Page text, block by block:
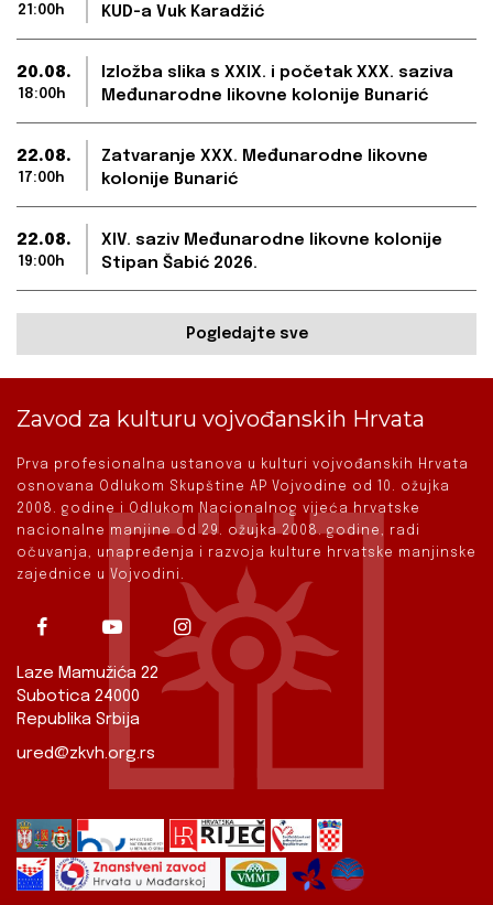
21:00h
KUD-a Vuk Karadžić
20.08.
18:00h
Izložba slika s XXIX. i početak XXX. saziva
Međunarodne likovne kolonije Bunarić
22.08.
17:00h
Zatvaranje XXX. Međunarodne likovne
kolonije Bunarić
22.08.
19:00h
XIV. saziv Međunarodne likovne kolonije
Stipan Šabić 2026.
Pogledajte sve
Zavod za kulturu vojvođanskih Hrvata
Prva profesionalna ustanova u kulturi vojvođanskih Hrvata
osnovana Odlukom Skupštine AP Vojvodine od 10. ožujka
2008. godine i Odlukom Nacionalnog vijeća hrvatske
nacionalne manjine od 29. ožujka 2008. godine, radi
očuvanja, unapređenja i razvoja kulture hrvatske manjinske
zajednice u Vojvodini.
Laze Mamužića 22
Subotica 24000
Republika Srbija
ured@zkvh.org.rs